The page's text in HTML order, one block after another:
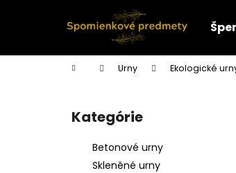
Domov Urny Ekologické
Preskočiť
kategórie
Kategórie
Betonové urny
Skleněné urny
í
Späť
do
Späť
do